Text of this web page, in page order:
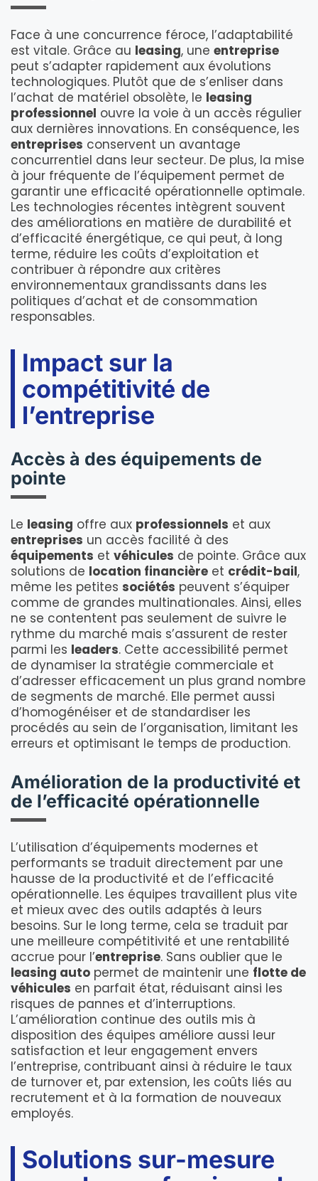
Face à une concurrence féroce, l’adaptabilité
est vitale. Grâce au leasing, une entreprise
peut s’adapter rapidement aux évolutions
technologiques. Plutôt que de s’enliser dans
l’achat de matériel obsolète, le leasing
professionnel ouvre la voie à un accès régulier
aux dernières innovations. En conséquence, les
entreprises conservent un avantage
concurrentiel dans leur secteur. De plus, la mise
à jour fréquente de l’équipement permet de
garantir une efficacité opérationnelle optimale.
Les technologies récentes intègrent souvent
des améliorations en matière de durabilité et
d’efficacité énergétique, ce qui peut, à long
terme, réduire les coûts d’exploitation et
contribuer à répondre aux critères
environnementaux grandissants dans les
politiques d’achat et de consommation
responsables.
Impact sur la
compétitivité de
l’entreprise
Accès à des équipements de
pointe
Le leasing offre aux professionnels et aux
entreprises un accès facilité à des
équipements et véhicules de pointe. Grâce aux
solutions de location financière et crédit-bail,
même les petites sociétés peuvent s’équiper
comme de grandes multinationales. Ainsi, elles
ne se contentent pas seulement de suivre le
rythme du marché mais s’assurent de rester
parmi les leaders. Cette accessibilité permet
de dynamiser la stratégie commerciale et
d’adresser efficacement un plus grand nombre
de segments de marché. Elle permet aussi
d’homogénéiser et de standardiser les
procédés au sein de l’organisation, limitant les
erreurs et optimisant le temps de production.
Amélioration de la productivité et
de l’efficacité opérationnelle
L’utilisation d’équipements modernes et
performants se traduit directement par une
hausse de la productivité et de l’efficacité
opérationnelle. Les équipes travaillent plus vite
et mieux avec des outils adaptés à leurs
besoins. Sur le long terme, cela se traduit par
une meilleure compétitivité et une rentabilité
accrue pour l’entreprise. Sans oublier que le
leasing auto permet de maintenir une flotte de
véhicules en parfait état, réduisant ainsi les
risques de pannes et d’interruptions.
L’amélioration continue des outils mis à
disposition des équipes améliore aussi leur
satisfaction et leur engagement envers
l’entreprise, contribuant ainsi à réduire le taux
de turnover et, par extension, les coûts liés au
recrutement et à la formation de nouveaux
employés.
Solutions sur-mesure